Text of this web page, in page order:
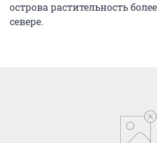
острова растительность
севере.